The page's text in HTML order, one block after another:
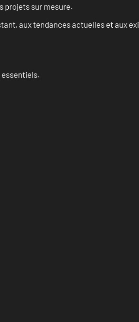
projets sur mesure.
aux tendances actuelles et aux
essentiels.